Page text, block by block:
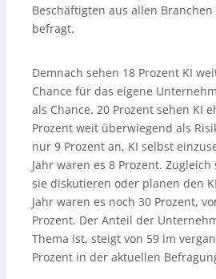
Beschäftigten aus allen
befragt.
Demnach sehen 18 Prozent KI
Chance für das eigene
als Chance. 20 Prozent sehen KI
Prozent weit überwiegend als
nur 9 Prozent an, KI selbst
Jahr waren es 8 Prozent. Zugleich
sie diskutieren oder planen den
Jahr waren es noch 30 Prozent,
Prozent. Der Anteil der
Thema ist, steigt von 59 im
Prozent in der aktuellen